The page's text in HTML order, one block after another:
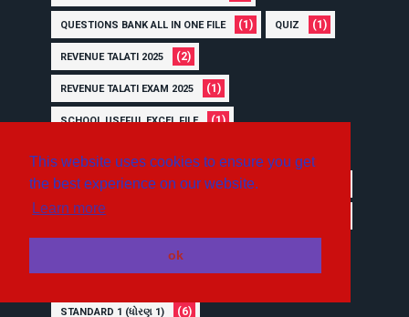
This website uses cookies to ensure you get
the best experience on our website.
Learn more
ok
QUESTIONS BANK ALL IN ONE FILE (1) QUIZ (1)
REVENUE TALATI 2025 (2)
REVENUE TALATI EXAM 2025 (1)
SCHOOL USEFUL EXCEL FILE (1)
SCIENCE COLOURFULL BOOKS STANDARD 6 TO 8
(1)SCIENCE STANDARD 6 TO 8 SEMESTER 1 EXAM USEFUL
STANDARD 1 (ધોરણ 1) (6)